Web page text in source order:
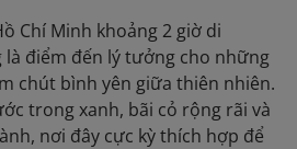
Chí Minh khoảng 2 giờ di
là điểm đến lý tưởng cho những
chút bình yên giữa thiên nhiên.
trong xanh, bãi cỏ rộng rãi và
nơi đây cực kỳ thích hợp để